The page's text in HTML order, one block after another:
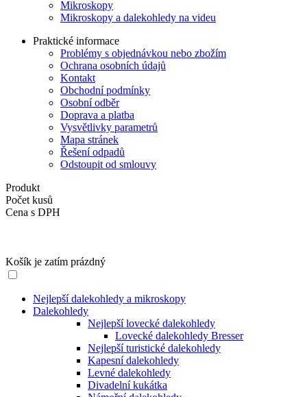
Mikroskopy
Mikroskopy a dalekohledy na videu
Praktické informace
Problémy s objednávkou nebo zbožím
Ochrana osobních údajů
Kontakt
Obchodní podmínky
Osobní odběr
Doprava a platba
Vysvětlivky parametrů
Mapa stránek
Řešení odpadů
Odstoupit od smlouvy
Produkt
Počet kusů
Cena s DPH
Košík je zatím prázdný
Nejlepší dalekohledy a mikroskopy
Dalekohledy
Nejlepší lovecké dalekohledy
Lovecké dalekohledy Bresser
Nejlepší turistické dalekohledy
Kapesní dalekohledy
Levné dalekohledy
Divadelní kukátka